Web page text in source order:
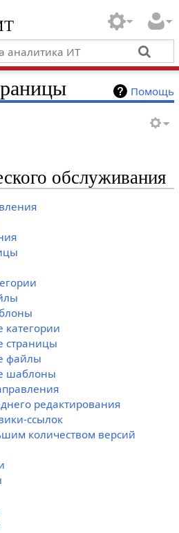
Помощь
обслуживания
категории
страницы
файлы
шаблоны
редактирования
ссылок
количеством версий